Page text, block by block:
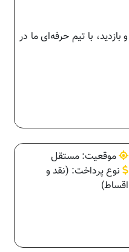
با تیم حرفه‌ای ما در
موقعیت: مستقل
نوع پرداخت: (نقد و
اقساط)